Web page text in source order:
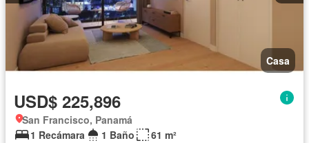
Casa
USD$ 225,896
San Francisco, Panamá
1 Recámara
1 Baño 61 m²